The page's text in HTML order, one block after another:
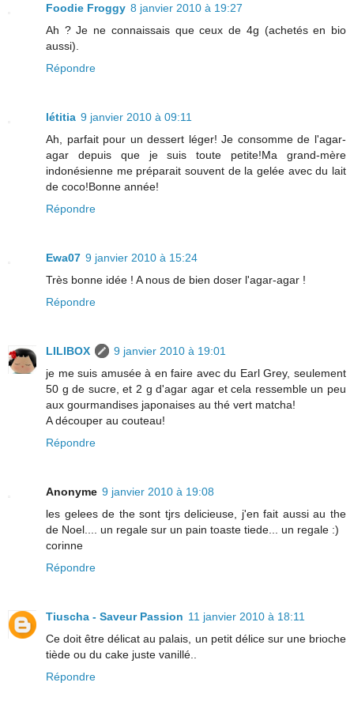
Foodie Froggy 8 janvier 2010 à 19:27
Ah ? Je ne connaissais que ceux de 4g (achetés en bio
aussi).
Répondre
létitia 9 janvier 2010 à 09:11
Ah, parfait pour un dessert léger! Je consomme de l'agar-
agar depuis que je suis toute petite!Ma grand-mère
indonésienne me préparait souvent de la gelée avec du lait
de coco!Bonne année!
Répondre
Ewa07 9 janvier 2010 à 15:24
Très bonne idée ! A nous de bien doser l'agar-agar !
Répondre
LILIBOX
9 janvier 2010 à 19:01
je me suis amusée à en faire avec du Earl Grey, seulement
50 g de sucre, et 2 g d'agar agar et cela ressemble un peu
aux gourmandises japonaises au thé vert matcha!
A découper au couteau!
Répondre
Anonyme 9 janvier 2010 à 19:08
les gelees de the sont tjrs delicieuse, j'en fait aussi au the
de Noel.... un regale sur un pain toaste tiede... un regale :)
corinne
Répondre
Tiuscha - Saveur Passion 11 janvier 2010 à 18:11
Ce doit être délicat au palais, un petit délice sur une brioche
tiède ou du cake juste vanillé..
Répondre